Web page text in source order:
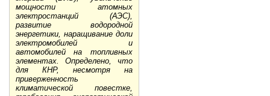
мощности атомных
электростанций (АЭС),
развитие водородной
энергетики, наращивание доли
электромобилей и
автомобилей на топливных
элементах. Определено, что
для КНР, несмотря на
приверженность
климатической повестке,